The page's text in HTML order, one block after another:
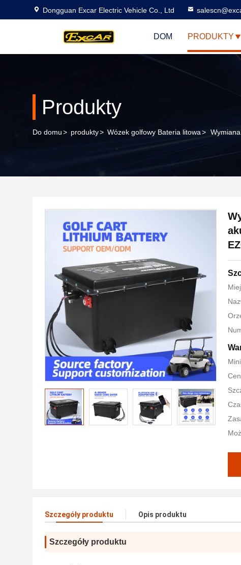
Dongguan Excar Electric Vehicle Co., Ltd
DOM PRODUKTY
Produkty
Do domu> produkty> Wózek golfowy Bateria litowa>
Szczegóły produktu Opis produktu
Szczegóły produktu